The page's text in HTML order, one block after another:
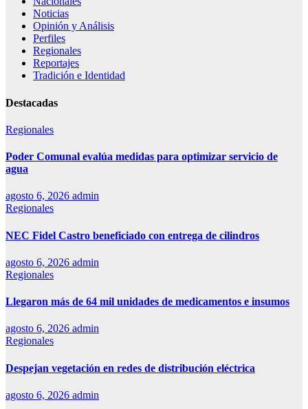
Noticias
Opinión y Análisis
Perfiles
Regionales
Reportajes
Tradición e Identidad
Destacadas
Regionales
Poder Comunal evalúa medidas para optimizar servicio de
agua
agosto 6, 2026 admin
Regionales
NEC Fidel Castro beneficiado con entrega de cilindros
agosto 6, 2026 admin
Regionales
Llegaron más de 64 mil unidades de medicamentos e insumos
agosto 6, 2026 admin
Regionales
Despejan vegetación en redes de distribución eléctrica
agosto 6, 2026 admin